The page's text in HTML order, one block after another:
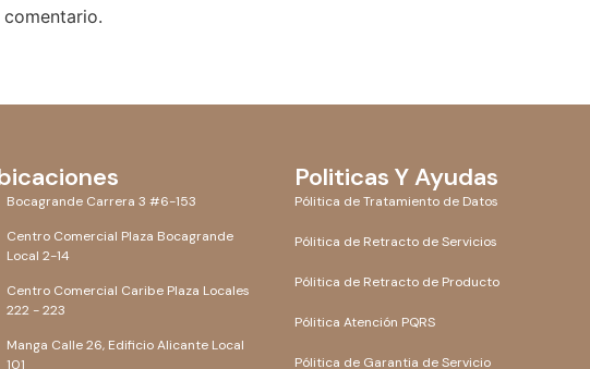
Bocagrande Carrera 3 #6-153
Centro Comercial Plaza Bocagrande
Local 2-14
Centro Comercial Caribe Plaza Locales
222 - 223
Manga Calle 26, Edificio Alicante Local
101
Politicas Y Ayudas
Pólitica de Tratamiento de Datos
Pólitica de Retracto de Servicios
Pólitica de Retracto de Producto
Pólitica Atención PQRS
Pólitica de Garantia de Servicio